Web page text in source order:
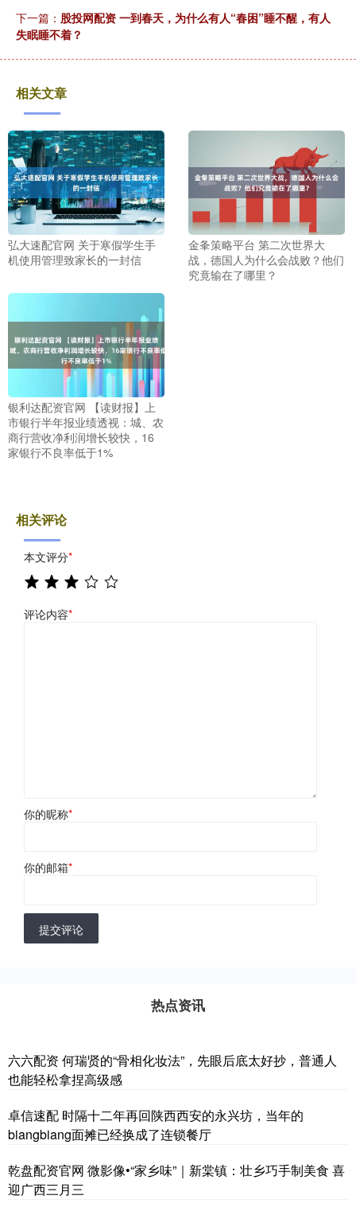
下一篇： 股投网配资 一到春天，为什么有人“春困”睡不醒，有人
失眠睡不着？
相关文章
弘大速配官网 关于寒假学生手
机使用管理致家长的一封信
金夆策略平台 第二次世界大
战，德国人为什么会战败？他们
究竟输在了哪里？
银利达配资官网 【读财报】上
市银行半年报业绩透视：城、农
商行营收净利润增长较快，16
家银行不良率低于1%
相关评论
本文评分*
评论内容*
你的昵称*
你的邮箱*
提交评论
热点资讯
六六配资 何瑞贤的“骨相化妆法”，先眼后底太好抄，普通人
也能轻松拿捏高级感
卓信速配 时隔十二年再回陕西西安的永兴坊，当年的
biangbiang面摊已经换成了连锁餐厅
乾盘配资官网 微影像•“家乡味”｜新棠镇：壮乡巧手制美食 喜
迎广西三月三